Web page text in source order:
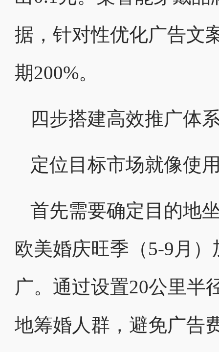
据，针对性优化广告文
期200%。
四步搭建高效推广体
定位目标市场就像使
首先需要确定目的地
欧美婚庆旺季（5-9月
广。通过设置20公里半
地筹婚人群，避免广告